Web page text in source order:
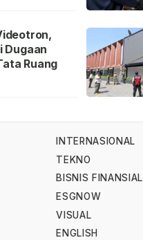
Dugaan
Ruang
INTERNASIONAL
TEKNO
BISNIS FINANSIAL
ESGNOW
VISUAL
ENGLISH